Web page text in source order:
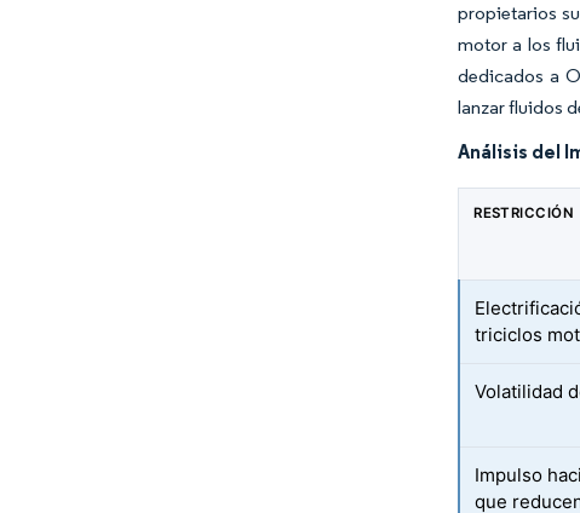
propietarios
motor a los
dedicados a
lanzar fluidos
Análisis del
RESTRICCIÓN
triciclos
Volatilidad
Impulso
que